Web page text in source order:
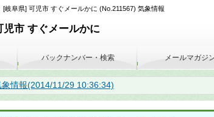
[岐阜県] 可児市 すぐメールかに (No.211567) 気象情報
児市 すぐメールかに
象情報(2014/11/29 10:36:34)
バックナンバー・検索 メールマガジ